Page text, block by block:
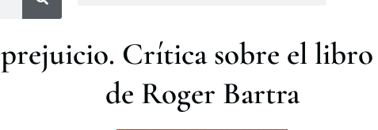
Crítica sobre el libro
de Roger Bartra